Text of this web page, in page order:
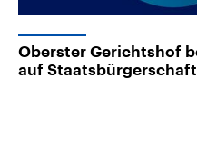
Oberster Gerichtshof
auf